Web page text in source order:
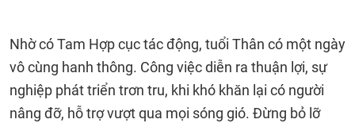
Nhờ có Tam Hợp cục tác động, tuổi Thân có một ngày
vô cùng hanh thông. Công việc diễn ra thuận lợi, sự
nghiệp phát triển trơn tru, khi khó khăn lại có người
nâng đỡ, hỗ trợ vượt qua mọi sóng gió. Đừng bỏ lỡ